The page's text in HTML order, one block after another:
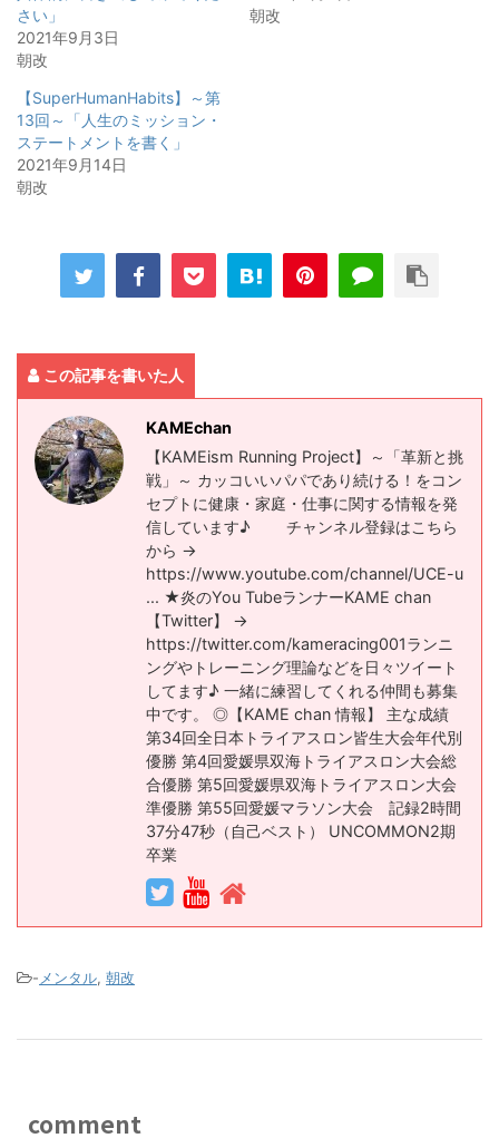
さい」
2021年9月3日
朝改
朝改
【SuperHumanHabits】～第
13回～「人生のミッション・
ステートメントを書く」
2021年9月14日
朝改
この記事を書いた人
KAMEchan
【KAMEism Running Project】～「革新と挑
戦」～ カッコいいパパであり続ける！をコン
セプトに健康・家庭・仕事に関する情報を発
信しています♪ チャンネル登録はこちら
から →
https://www.youtube.com/channel/UCE-u​
... ★炎のYou TubeランナーKAME chan
【Twitter】 →
https://twitter.com/kameracing001​ ランニ
ングやトレーニング理論などを日々ツイート
してます♪ 一緒に練習してくれる仲間も募集
中です。 ◎【KAME chan 情報】 主な成績
第34回全日本トライアスロン皆生大会年代別
優勝 第4回愛媛県双海トライアスロン大会総
合優勝 第5回愛媛県双海トライアスロン大会
準優勝 第55回愛媛マラソン大会 記録2時間
37分47秒（自己ベスト） UNCOMMON2期
卒業
- メンタル, 朝改
comment